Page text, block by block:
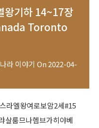
왕기하 14~17장
Toronto
라 이야기 On2022-04-
라엘왕여로보암2세#15
살룸므나헴브가히야베